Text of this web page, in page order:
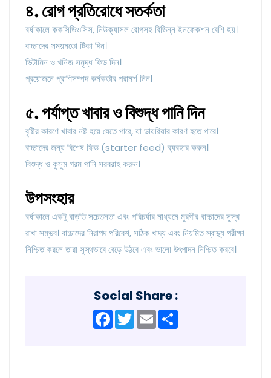
৪. রোগ প্রতিরোধে সতর্কতা
বর্ষাকালে ককসিডিওসিস, নিউক্যাসল রোগসহ বিভিন্ন ইনফেকশন বেশি হয়।
বাচ্চাদের সময়মতো টিকা দিন।
ভিটামিন ও খনিজ সমৃদ্ধ ফিড দিন।
প্রয়োজনে প্রাণিসম্পদ কর্মকর্তার পরামর্শ নিন।
৫. পর্যাপ্ত খাবার ও বিশুদ্ধ পানি দিন
বৃষ্টির কারণে খাবার নষ্ট হয়ে যেতে পারে, যা ডায়রিয়ার কারণ হতে পারে।
বাচ্চাদের জন্য বিশেষ ফিড (starter feed) ব্যবহার করুন।
বিশুদ্ধ ও কুসুম গরম পানি সরবরাহ করুন।
উপসংহার
বর্ষাকালে একটু বাড়তি সচেতনতা এবং পরিচর্যার মাধ্যমে মুরগীর বাচ্চাদের সুস্থ
রাখা সম্ভব। বাচ্চাদের নিরাপদ পরিবেশ, সঠিক খাদ্য এবং নিয়মিত স্বাস্থ্য পরীক্ষা
নিশ্চিত করলে তারা সুস্থভাবে বেড়ে উঠবে এবং ভালো উৎপাদন নিশ্চিত করবে।
Social Share :
Facebook
TwitterEmail